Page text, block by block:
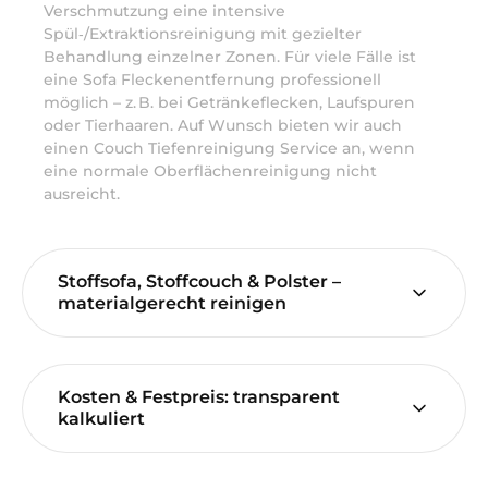
Verschmutzung eine intensive
Spül‑/Extraktionsreinigung mit gezielter
Behandlung einzelner Zonen. Für viele Fälle ist
eine Sofa Fleckenentfernung professionell
möglich – z. B. bei Getränkeflecken, Laufspuren
oder Tierhaaren. Auf Wunsch bieten wir auch
einen Couch Tiefenreinigung Service an, wenn
eine normale Oberflächenreinigung nicht
ausreicht.
Stoffsofa, Stoffcouch & Polster –
materialgerecht reinigen
Kosten & Festpreis: transparent
kalkuliert